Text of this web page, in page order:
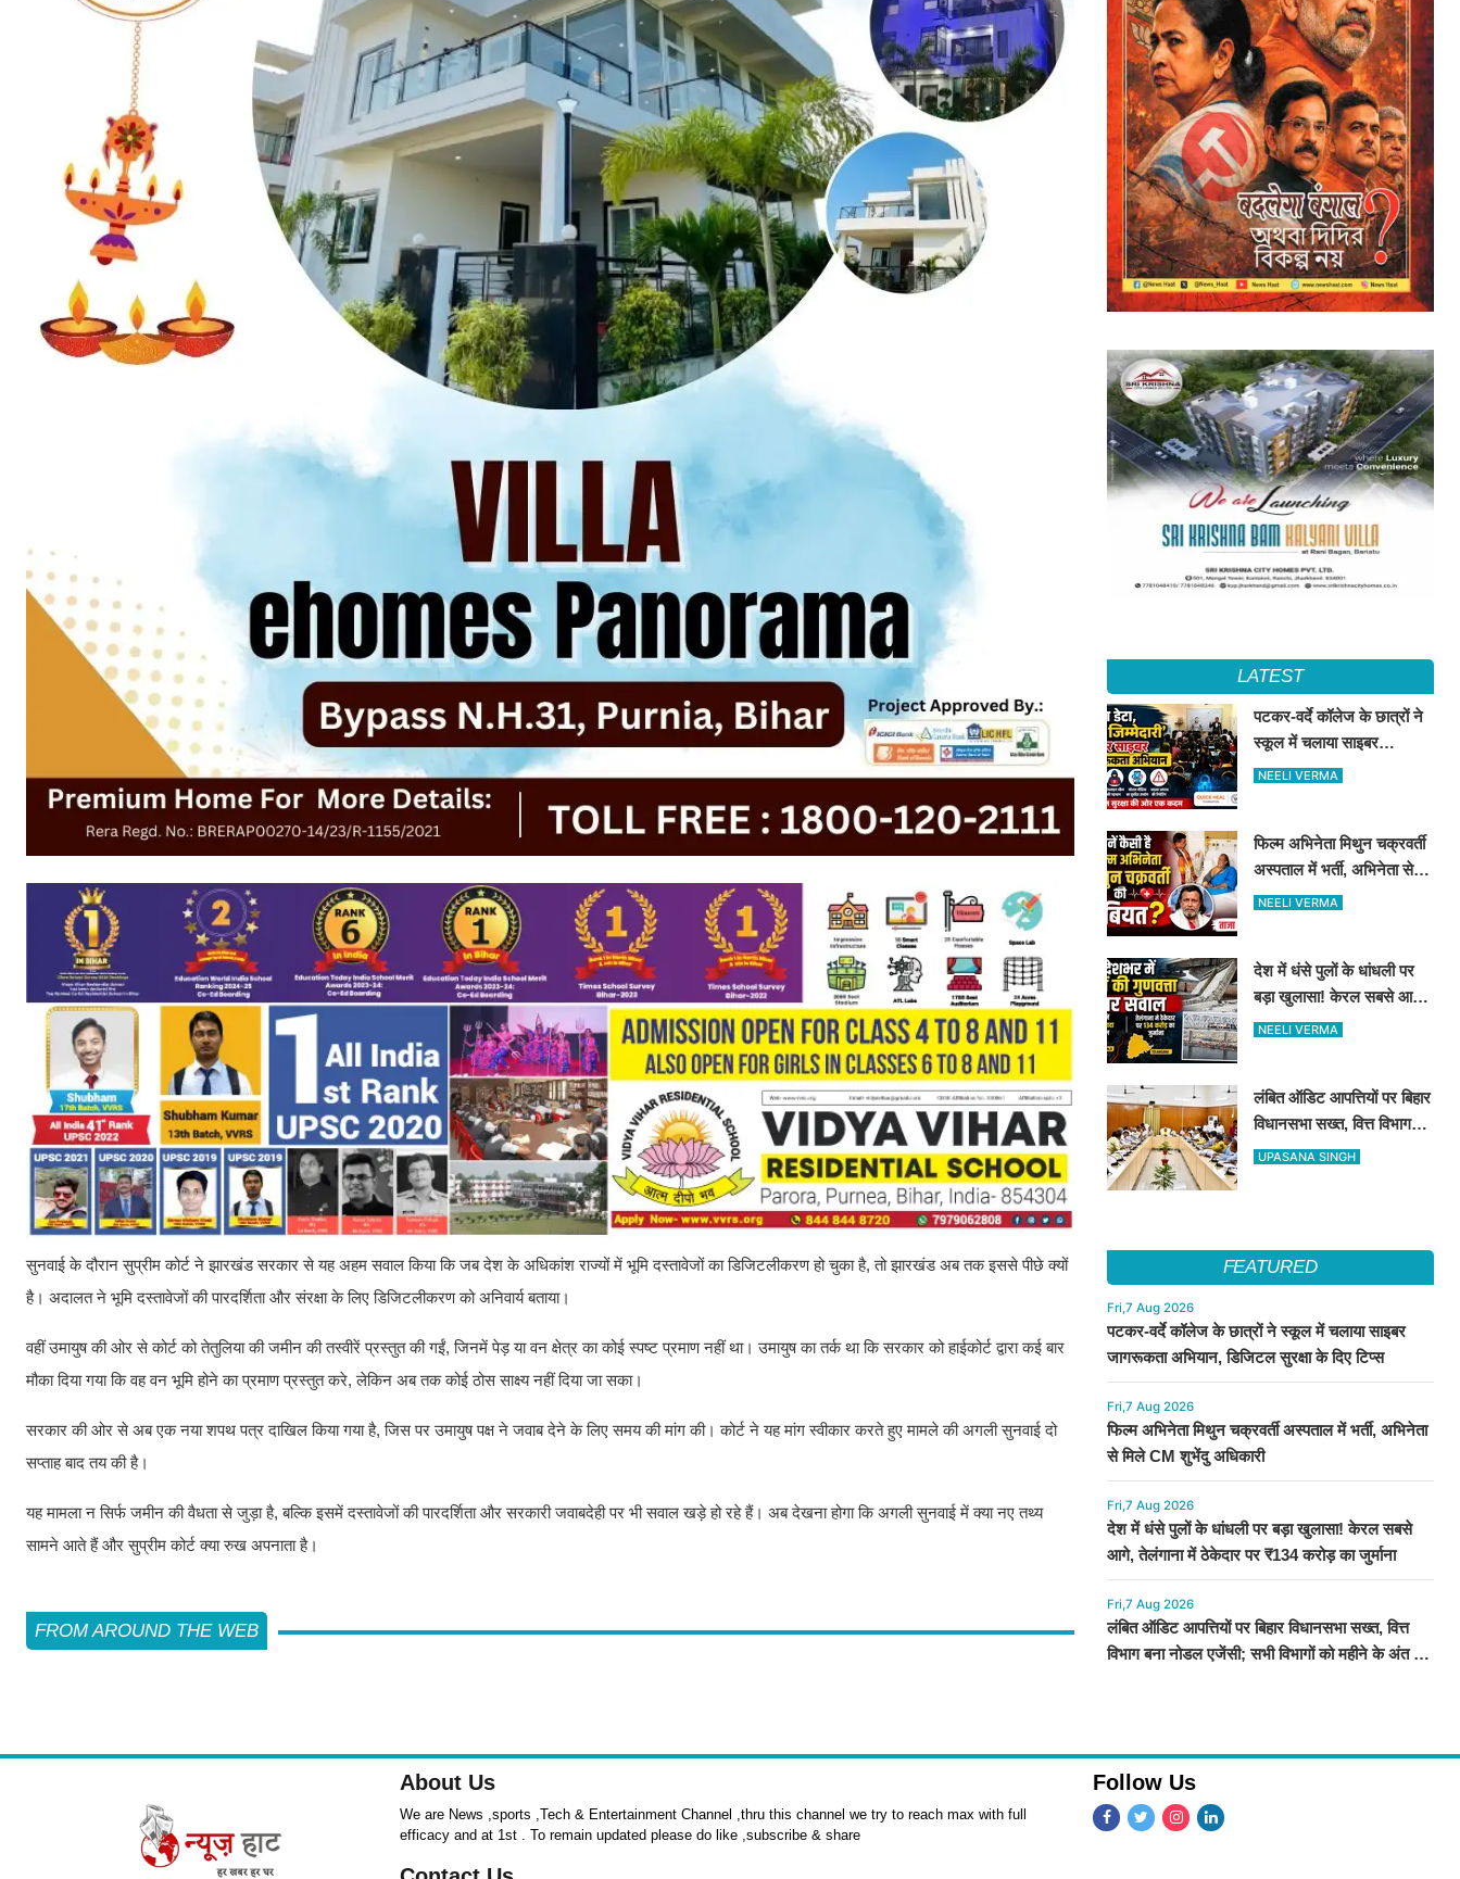
सुनवाई के दौरान सुप्रीम कोर्ट ने झारखंड सरकार से यह अहम सवाल किया कि जब देश के अधिकांश राज्यों में भूमि दस्तावेजों का डिजिटलीकरण हो चुका है, तो झारखंड अब तक इससे पीछे क्यों
है। अदालत ने भूमि दस्तावेजों की पारदर्शिता और संरक्षा के लिए डिजिटलीकरण को अनिवार्य बताया।
वहीं उमायुष की ओर से कोर्ट को तेतुलिया की जमीन की तस्वीरें प्रस्तुत की गईं, जिनमें पेड़ या वन क्षेत्र का कोई स्पष्ट प्रमाण नहीं था। उमायुष का तर्क था कि सरकार को हाईकोर्ट द्वारा कई बार
मौका दिया गया कि वह वन भूमि होने का प्रमाण प्रस्तुत करे, लेकिन अब तक कोई ठोस साक्ष्य नहीं दिया जा सका।
सरकार की ओर से अब एक नया शपथ पत्र दाखिल किया गया है, जिस पर उमायुष पक्ष ने जवाब देने के लिए समय की मांग की। कोर्ट ने यह मांग स्वीकार करते हुए मामले की अगली सुनवाई दो
सप्ताह बाद तय की है।
यह मामला न सिर्फ जमीन की वैधता से जुड़ा है, बल्कि इसमें दस्तावेजों की पारदर्शिता और सरकारी जवाबदेही पर भी सवाल खड़े हो रहे हैं। अब देखना होगा कि अगली सुनवाई में क्या नए तथ्य
सामने आते हैं और सुप्रीम कोर्ट क्या रुख अपनाता है।
FROM AROUND THE WEB
LATEST
पटकर-वर्दे कॉलेज के छात्रों ने
स्कूल में चलाया साइबर
जागरूकता अभियान, डिजिटल
NEELI VERMA
फिल्म अभिनेता मिथुन चक्रवर्ती
अस्पताल में भर्ती, अभिनेता से
मिले CM शुभेंदु अधिकारी
NEELI VERMA
देश में धंसे पुलों के धांधली पर
बड़ा खुलासा! केरल सबसे आगे,
तेलंगाना में ठेकेदार पर ₹134
NEELI VERMA
लंबित ऑडिट आपत्तियों पर बिहार
विधानसभा सख्त, वित्त विभाग
बना नोडल एजेंसी; सभी विभागों
UPASANA SINGH
FEATURED
Fri,7 Aug 2026
पटकर-वर्दे कॉलेज के छात्रों ने स्कूल में चलाया साइबर
जागरूकता अभियान, डिजिटल सुरक्षा के दिए टिप्स
Fri,7 Aug 2026
फिल्म अभिनेता मिथुन चक्रवर्ती अस्पताल में भर्ती, अभिनेता
से मिले CM शुभेंदु अधिकारी
Fri,7 Aug 2026
देश में धंसे पुलों के धांधली पर बड़ा खुलासा! केरल सबसे
आगे, तेलंगाना में ठेकेदार पर ₹134 करोड़ का जुर्माना
Fri,7 Aug 2026
लंबित ऑडिट आपत्तियों पर बिहार विधानसभा सख्त, वित्त
विभाग बना नोडल एजेंसी; सभी विभागों को महीने के अंत तक
About Us
We are News ,sports ,Tech & Entertainment Channel ,thru this channel we try to reach max with full
efficacy and at 1st . To remain updated please do like ,subscribe & share
Follow Us